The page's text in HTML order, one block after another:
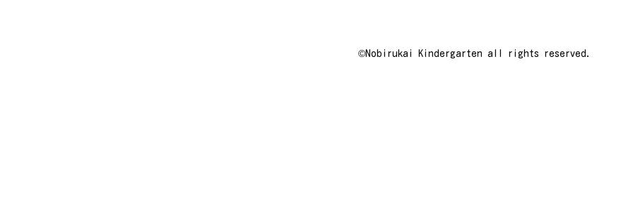
©️Nobirukai Kindergarten all rights reserved.